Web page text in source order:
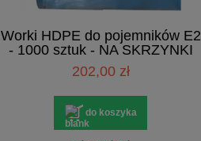
Worki HDPE do pojemników E2
- 1000 sztuk - NA SKRZYNKI
202,00 zł
do koszyka